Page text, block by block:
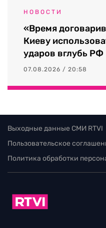
НОВОСТИ
«Время
Киеву
ударов вглубь РФ
07.08.2026 / 20:58
Выходные данные СМИ RTVI
Пользовательское
Политика обработки